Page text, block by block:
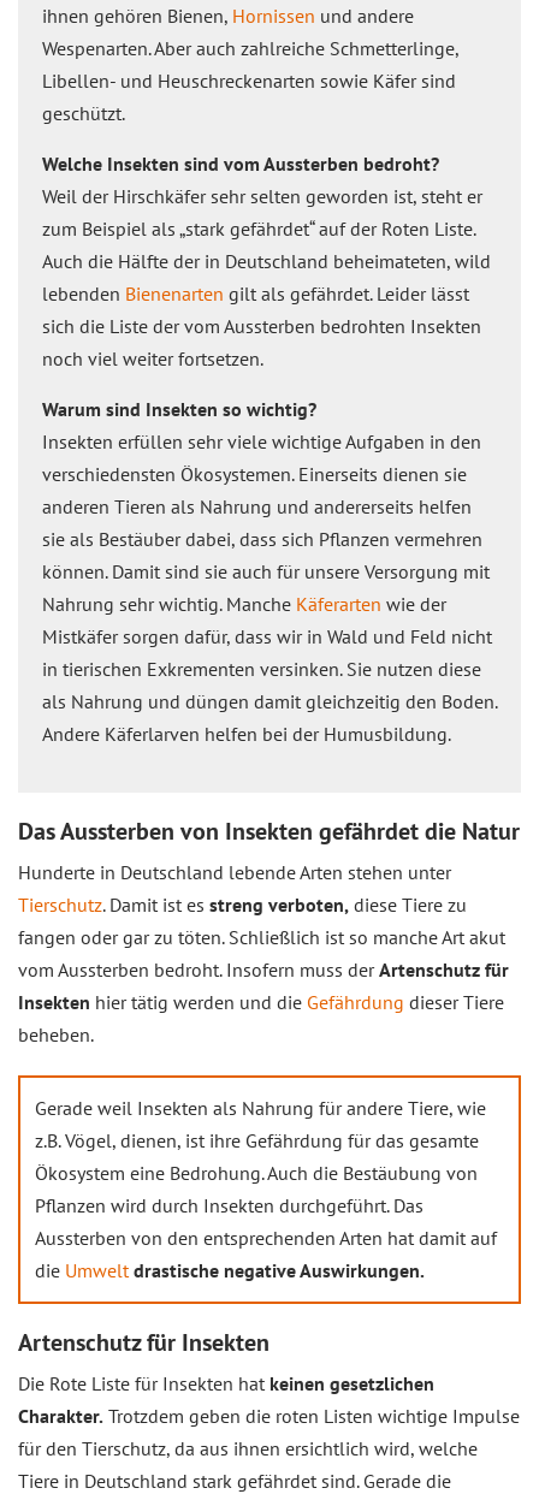
ihnen gehören Bienen, Hornissen und andere
Wespenarten. Aber auch zahlreiche Schmetterlinge,
Libellen- und Heuschreckenarten sowie Käfer sind
geschützt.
Welche Insekten sind vom Aussterben bedroht?
Weil der Hirschkäfer sehr selten geworden ist, steht er
zum Beispiel als „stark gefährdet“ auf der Roten Liste.
Auch die Hälfte der in Deutschland beheimateten, wild
lebenden Bienenarten gilt als gefährdet. Leider lässt
sich die Liste der vom Aussterben bedrohten Insekten
noch viel weiter fortsetzen.
Warum sind Insekten so wichtig?
Insekten erfüllen sehr viele wichtige Aufgaben in den
verschiedensten Ökosystemen. Einerseits dienen sie
anderen Tieren als Nahrung und andererseits helfen
sie als Bestäuber dabei, dass sich Pflanzen vermehren
können. Damit sind sie auch für unsere Versorgung mit
Nahrung sehr wichtig. Manche Käferarten wie der
Mistkäfer sorgen dafür, dass wir in Wald und Feld nicht
in tierischen Exkrementen versinken. Sie nutzen diese
als Nahrung und düngen damit gleichzeitig den Boden.
Andere Käferlarven helfen bei der Humusbildung.
Das Aussterben von Insekten gefährdet die Natur
Hunderte in Deutschland lebende Arten stehen unter
Tierschutz. Damit ist es streng verboten, diese Tiere zu
fangen oder gar zu töten. Schließlich ist so manche Art akut
vom Aussterben bedroht. Insofern muss derArtenschutz für
Insekten hier tätig werden und die Gefährdung dieser Tiere
beheben.
Gerade weil Insekten als Nahrung für andere Tiere, wie
z.B. Vögel, dienen, ist ihre Gefährdung für das gesamte
Ökosystem eine Bedrohung. Auch die Bestäubung von
Pflanzen wird durch Insekten durchgeführt. Das
Aussterben von den entsprechenden Arten hat damit auf
die Umwelt drastische negative Auswirkungen.
Artenschutz für Insekten
Die Rote Liste für Insekten hat keinen gesetzlichen
Charakter. Trotzdem geben die roten Listen wichtige Impulse
für den Tierschutz, da aus ihnen ersichtlich wird, welche
Tiere in Deutschland stark gefährdet sind. Gerade die